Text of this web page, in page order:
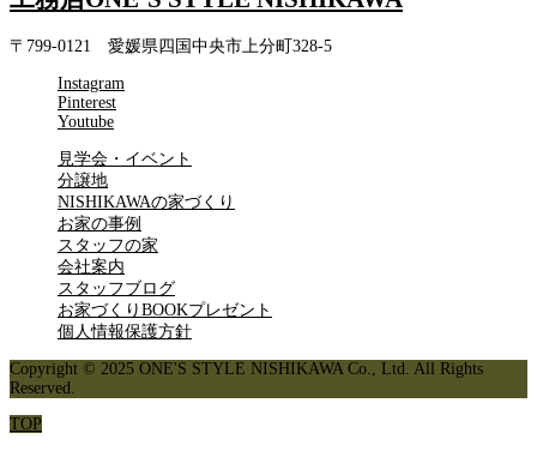
〒799-0121 愛媛県四国中央市上分町328-5
Instagram
Pinterest
Youtube
見学会・イベント
分譲地
NISHIKAWAの家づくり
お家の事例
スタッフの家
会社案内
スタッフブログ
お家づくりBOOKプレゼント
個人情報保護方針
Copyright © 2025 ONE'S STYLE NISHIKAWA Co., Ltd. All Rights
Reserved.
TOP